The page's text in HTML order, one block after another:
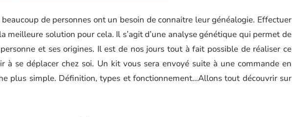
de personnes ont un besoin de connaitre leur généalogie. Effectuer
meilleure solution pour cela. Il s’agit d’une analyse génétique qui permet de
et ses origines. Il est de nos jours tout à fait possible de réaliser ce
à se déplacer chez soi. Un kit vous sera envoyé suite à une commande en
plus simple. Définition, types et fonctionnement…Allons tout découvrir sur